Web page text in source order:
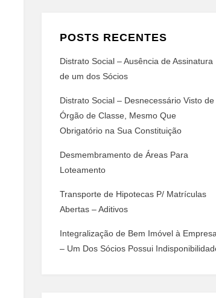
POSTS RECENTES
Distrato Social – Ausência de Assinatura
de um dos Sócios
Distrato Social – Desnecessário Visto de
Órgão de Classe, Mesmo Que
Obrigatório na Sua Constituição
Desmembramento de Áreas Para
Loteamento
Transporte de Hipotecas P/ Matrículas
Abertas – Aditivos
Integralização de Bem Imóvel à Empresa
– Um Dos Sócios Possui